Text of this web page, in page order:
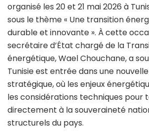
organisé les 20 et 21 mai 2026 à
sous le thème « Une transition
durable et innovante ». À cette
secrétaire d’État chargé de la
énergétique, Wael Chouchane, a
Tunisie est entrée dans une
stratégique, où les enjeux
les considérations techniques pour
directement à la souveraineté
structurels du pays.